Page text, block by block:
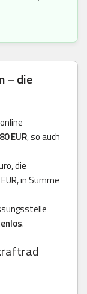
– die
online
EUR, so auch
die
in Summe
.